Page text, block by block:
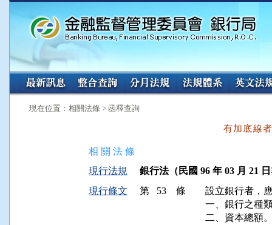
:::
現在位置：相關法條 > 函釋查詢
有加底線
相 關 法 條
現行法規
銀行法（民國 96 年 03 月 21 日
現行條文
第 53 條
設立銀行者，
一、銀行之種
二、資本總額